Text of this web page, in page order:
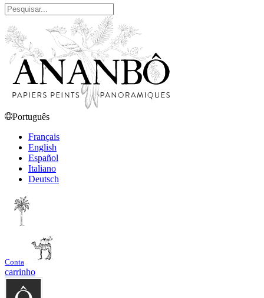
Português
Français
English
Español
Italiano
Deutsch
Conta
carrinho